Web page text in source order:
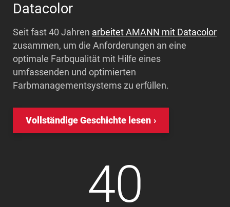
Datacolor
Seit fast 40 Jahren arbeitet AMANN mit Datacolor
zusammen, um die Anforderungen an eine
optimale Farbqualität mit Hilfe eines
umfassenden und optimierten
Farbmanagementsystems zu erfüllen.
Vollständige Geschichte lesen
40